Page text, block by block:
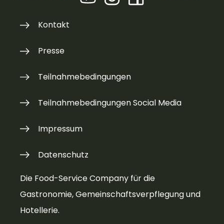
FOODSpecial als starke Messe-in-der-
Messe.
Die Food-Service Company für die
Gastronomie, Gemeinschaftsverpflegung und
Hotellerie.
Kontakt
Presse
Teilnahmebedingungen
Teilnahmebedingungen Social Media
Impressum
Datenschutz